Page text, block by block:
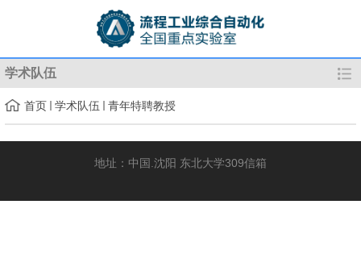
学术队伍
首页 学术队伍 青年特聘教授
地址：中国.沈阳 东北大学309信箱